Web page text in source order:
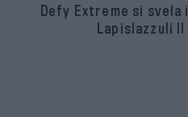
Defy Extreme si svela
Lapislazzuli